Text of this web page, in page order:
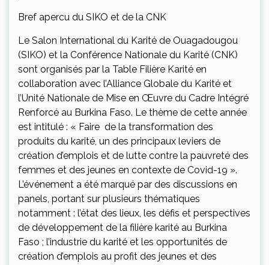
Bref apercu du SIKO et de la CNK
Le Salon International du Karité de Ouagadougou
(SIKO) et la Conférence Nationale du Karité (CNK)
sont organisés par la Table Filière Karité en
collaboration avec l’Alliance Globale du Karité et
l’Unité Nationale de Mise en Œuvre du Cadre Intégré
Renforcé au Burkina Faso. Le thème de cette année
est intitulé : « Faire de la transformation des
produits du karité, un des principaux leviers de
création d’emplois et de lutte contre la pauvreté des
femmes et des jeunes en contexte de Covid-19 ».
L’événement a été marqué par des discussions en
panels, portant sur plusieurs thématiques
notamment : l’état des lieux, les défis et perspectives
de développement de la filière karité au Burkina
Faso ; l’industrie du karité et les opportunités de
création d’emplois au profit des jeunes et des